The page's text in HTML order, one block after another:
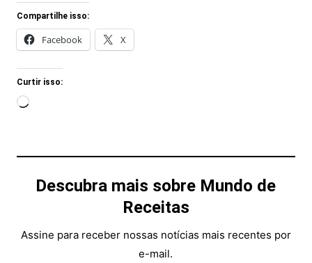
Compartilhe isso:
Facebook X
Curtir isso:
Carregando...
Descubra mais sobre Mundo de
Receitas
Assine para receber nossas notícias mais recentes por
e-mail.